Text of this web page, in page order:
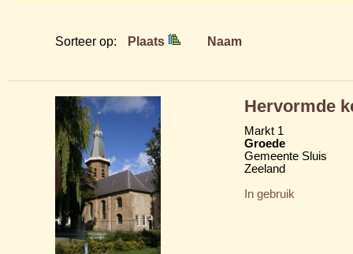
Sorteer op: Plaats Naam
Hervormde
Markt 1
Groede
Gemeente Sluis
Zeeland
In gebruik